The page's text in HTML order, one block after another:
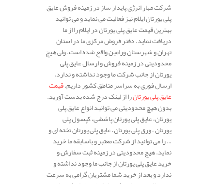
شرکت مهار انرژی پایدار ساز در زمینه فروش عایق
پلی یورتان ایلام نیز فعالیت می نماید و می توانید
بهترین قیمت عایق پلی یورتان در ایلام را از ما
دریافت نماید. دفتر فروش مرکزی ما در استان
تهران و شهرستان ورامین واقع شده است. ولی هیچ
محدودیتی در زمینه فروش و ارسال عایق پلی
یورتان از جانب شرکت ما وجود نداشته و ندارد.
ارسال فوری به سراسر مناطق کشور داریم.قیمت
عایق پلی یورتانرا از لینک درج شده بدست آورید.
بدون هیچ محدودیتی می توانید انواع عایق پلی
یورتان، عایق پلی یورتان پاششی، کپسول پلی
یورتان ، ورق پلی یورتان، عایق پلی یورتان تخته ای و
… را می توانید از شرکت معتبر و باسابقه ما خرید
نماید. هیچ محدودیتی در زمینه ثبت سفارش و
خرید عایق پلی یورتان از جانب ما وجود نداشته و
ندارد و بعد از خرید شما مشتریان گرامی به سرعت